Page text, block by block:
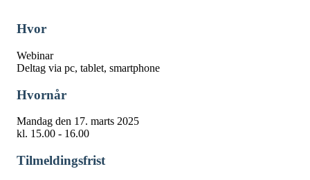
Hvor
Webinar
Deltag via pc, tablet, smartphone
Hvornår
Mandag den 17. marts 2025
kl. 15.00 - 16.00
Tilmeldingsfrist